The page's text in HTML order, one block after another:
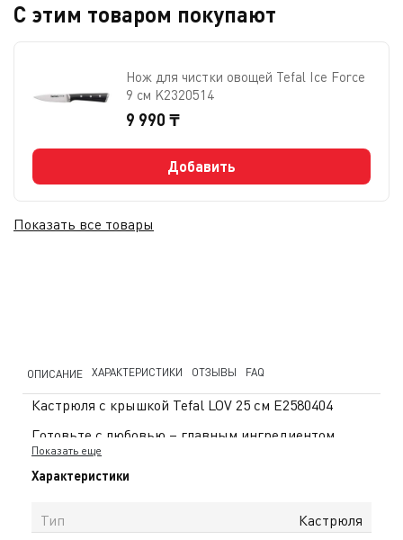
С этим товаром покупают
Нож для чистки овощей Tefal Ice Force
9 см K2320514
9 990 ₸
Добавить
Показать все товары
ОПИСАНИЕ ХАРАКТЕРИСТИКИ ОТЗЫВЫ FAQ
Кастрюля с крышкой Tefal LOV 25 см E2580404
Готовьте с любовью – главным ингредиентом
любого блюда, а кастрюля LOV поможет вам в этом.
Она не только вместительная, практичная и
состоит из переработанного металла на 97%, яркий
Показать еще
Характеристики
Тип
Кастрюля